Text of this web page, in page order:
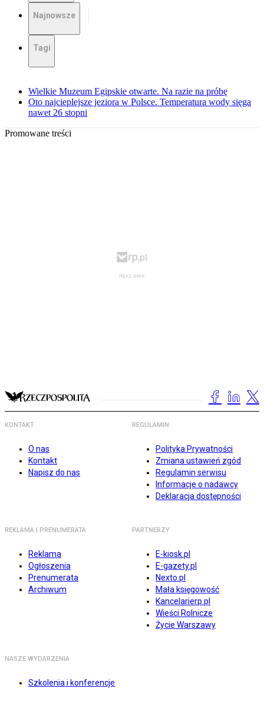
Najnowsze
Tagi
Wielkie Muzeum Egipskie otwarte. Na razie na próbę
Oto najcieplejsze jeziora w Polsce. Temperatura wody sięga
nawet 26 stopni
Promowane treści
KONTAKT
O nas
Kontakt
Napisz do nas
REGULAMIN
Polityka Prywatności
Zmiana ustawień zgód
Regulamin serwisu
Informacje o nadawcy
Deklaracja dostępności
REKLAMA I PRENUMERATA
Reklama
Ogłoszenia
Prenumerata
Archiwum
PARTNERZY
E-kiosk.pl
E-gazety.pl
Nexto.pl
Mała księgowość
Kancelarierp.pl
Wieści Rolnicze
Życie Warszawy
NASZE WYDARZENIA
Szkolenia i konferencje